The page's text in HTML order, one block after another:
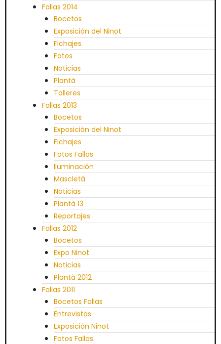
Fallas 2014
Bocetos
Exposición del Ninot
Fichajes
Fotos
Noticias
Plantà
Talleres
Fallas 2013
Bocetos
Exposición del Ninot
Fichajes
Fotos Fallas
Iluminación
Mascletà
Noticias
Plantà 13
Reportajes
Fallas 2012
Bocetos
Expo Ninot
Noticias
Plantà 2012
Fallas 2011
Bocetos Fallas
Entrevistas
Exposición Ninot
Fotos Fallas